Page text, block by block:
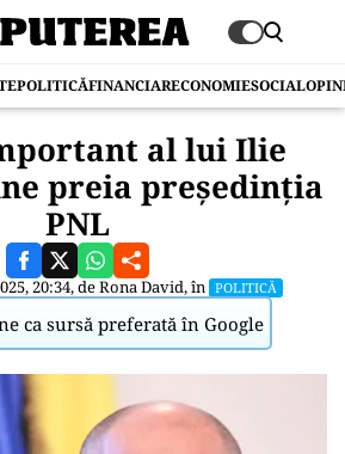
POLITICĂFINANCIARECONOMIESOCIAL
al lui Ilie
preia președinția
PNL
20:34, deRona David, în POLITICĂ
ca sursă preferată în Google